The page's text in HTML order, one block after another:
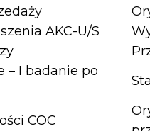
AKC-U/S
– I badanie po
COC